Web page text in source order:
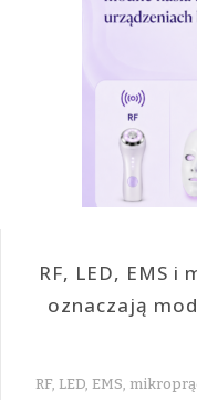
RF, LED, EMS
oznaczają
RF, LED, EMS,